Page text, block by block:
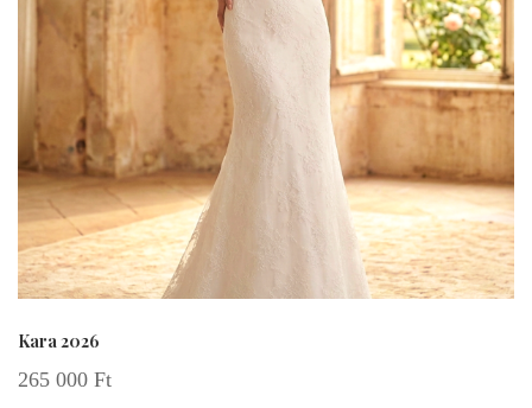
Kara 2026
265 000 Ft